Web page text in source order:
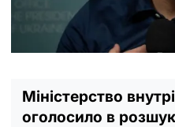
Міністерство
оголосило в